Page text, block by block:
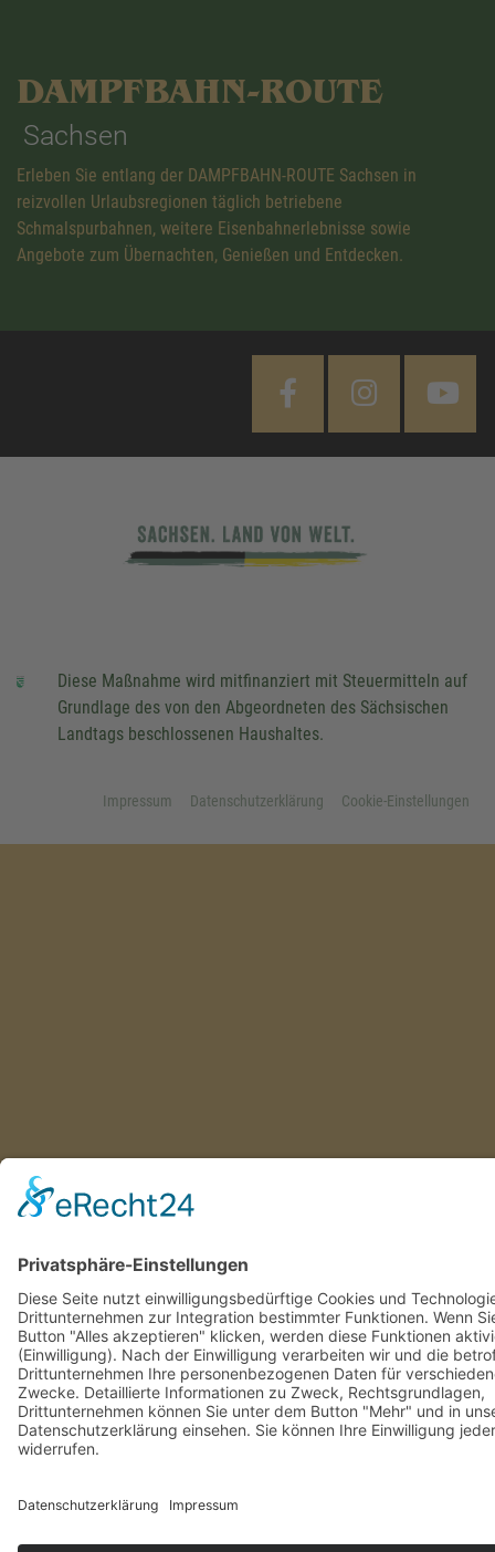
DAMPFBAHN-ROUTE
Sachsen
Erleben Sie entlang der DAMPFBAHN-ROUTE Sachsen in
reizvollen Urlaubsregionen täglich betriebene
Schmalspurbahnen, weitere Eisenbahnerlebnisse sowie
Angebote zum Übernachten, Genießen und Entdecken.
Diese Maßnahme wird mitfinanziert mit Steuermitteln auf
Grundlage des von den Abgeordneten des Sächsischen
Landtags beschlossenen Haushaltes.
Impressum Datenschutzerklärung Cookie-Einstellungen